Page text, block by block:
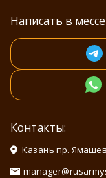
Написать в
Контакты:
Казань пр.